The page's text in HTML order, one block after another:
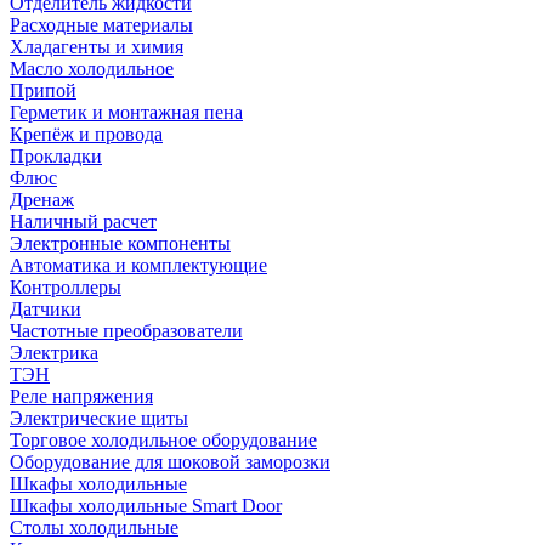
Расходные материалы
Хладагенты и химия
Масло холодильное
Припой
Герметик и монтажная пена
Крепёж и провода
Прокладки
Флюс
Дренаж
Наличный расчет
Электронные компоненты
Автоматика и комплектующие
Контроллеры
Датчики
Частотные преобразователи
Электрика
ТЭН
Реле напряжения
Электрические щиты
Торговое холодильное оборудование
Оборудование для шоковой заморозки
Шкафы холодильные
Шкафы холодильные Smart Door
Столы холодильные